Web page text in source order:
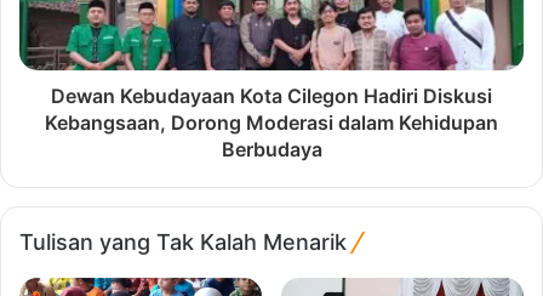
Dewan Kebudayaan Kota Cilegon Hadiri Diskusi
Kebangsaan, Dorong Moderasi dalam Kehidupan
Berbudaya
Tulisan yang Tak Kalah Menarik